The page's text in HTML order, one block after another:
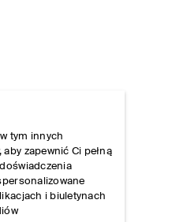
tym innych
zapewnić Ci pełną
i biuletynach